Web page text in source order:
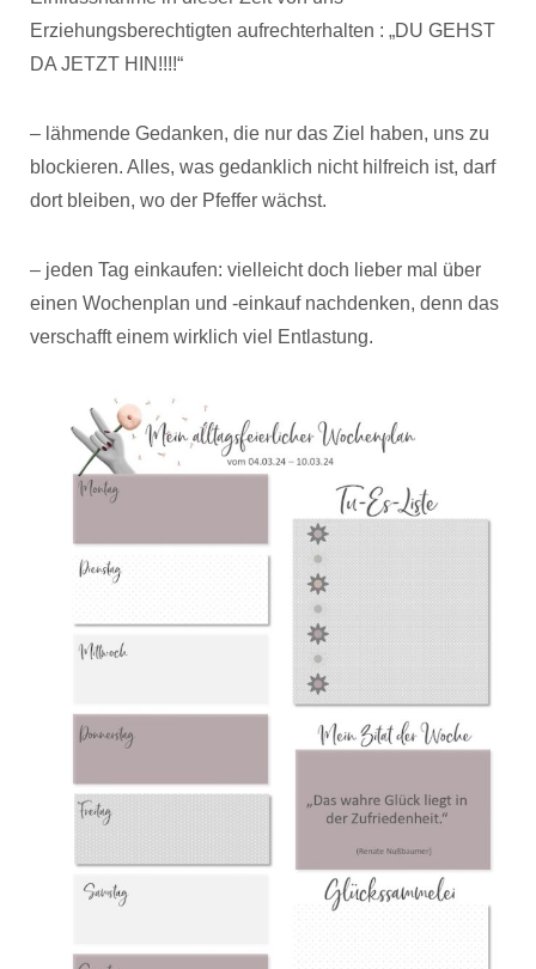
Erziehungsberechtigten aufrechterhalten : „DU GEHST
DA JETZT HIN!!!!“
– lähmende Gedanken, die nur das Ziel haben, uns zu
blockieren. Alles, was gedanklich nicht hilfreich ist, darf
dort bleiben, wo der Pfeffer wächst.
– jeden Tag einkaufen: vielleicht doch lieber mal über
einen Wochenplan und -einkauf nachdenken, denn das
verschafft einem wirklich viel Entlastung.